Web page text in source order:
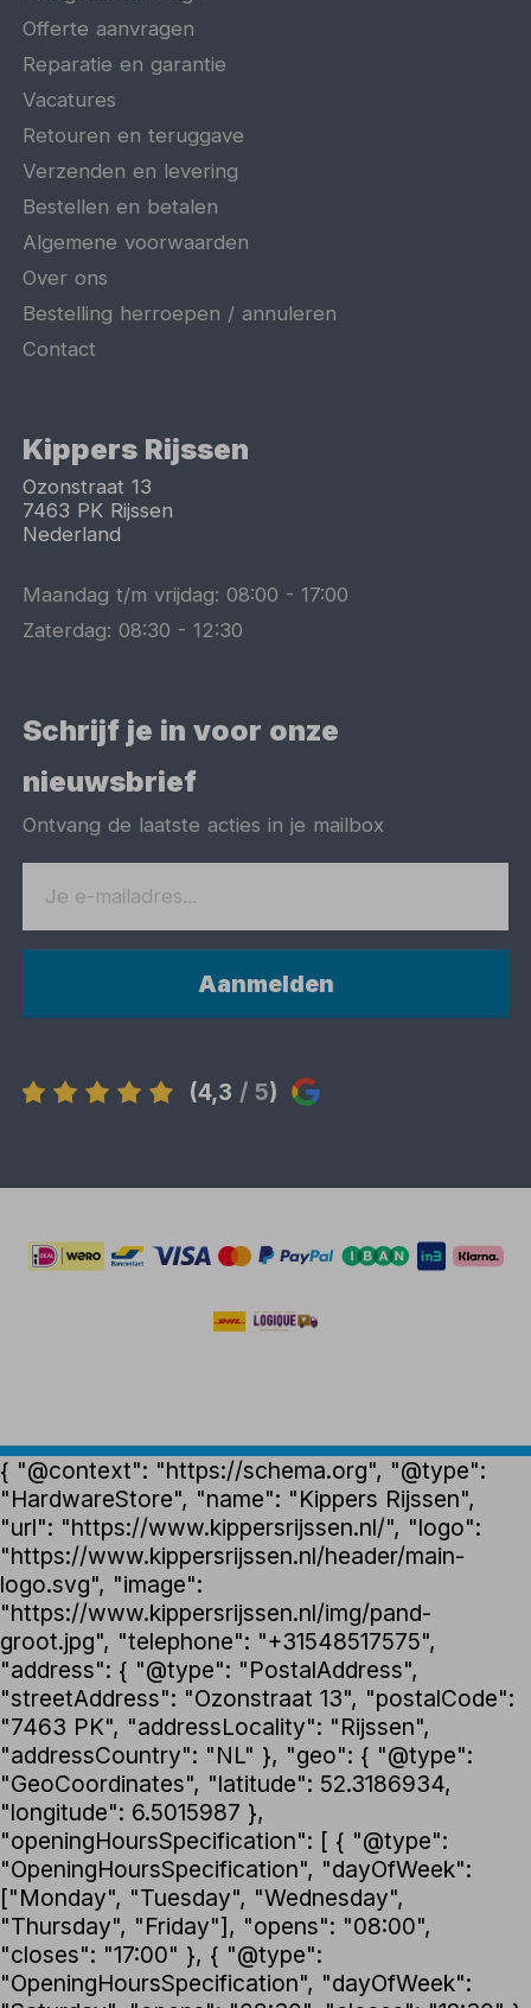
Offerte aanvragen
Reparatie en garantie
Vacatures
Retouren en teruggave
Verzenden en levering
Bestellen en betalen
Algemene voorwaarden
Over ons
Bestelling herroepen / annuleren
Contact
Kippers Rijssen
Ozonstraat 13
7463 PK Rijssen
Nederland
Maandag t/m vrijdag:08:00 -17:00
Zaterdag:08:30 -12:30
Schrijf je in voor onze
nieuwsbrief
Ontvang de laatste acties in je mailbox
Aanmelden
(4,3 / 5)
{ "@context": "https://schema.org", "@type":
"HardwareStore", "name": "Kippers Rijssen",
"url": "https://www.kippersrijssen.nl/", "logo":
"https://www.kippersrijssen.nl/header/main-
logo.svg", "image":
"https://www.kippersrijssen.nl/img/pand-
groot.jpg", "telephone": "+31548517575",
"address": { "@type": "PostalAddress",
"streetAddress": "Ozonstraat 13", "postalCode":
"7463 PK", "addressLocality": "Rijssen",
"addressCountry": "NL" }, "geo": { "@type":
"GeoCoordinates", "latitude": 52.3186934,
"longitude": 6.5015987 },
"openingHoursSpecification": [ { "@type":
"OpeningHoursSpecification", "dayOfWeek":
["Monday", "Tuesday", "Wednesday",
"Thursday", "Friday"], "opens": "08:00",
"closes": "17:00" }, { "@type":
"OpeningHoursSpecification", "dayOfWeek":